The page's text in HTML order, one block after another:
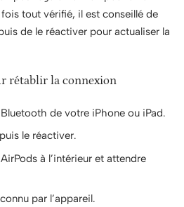
fois tout vérifié, il est conseillé de
de le réactiver pour actualiser la
rétablir la connexion
de votre iPhone ou iPad.
le réactiver.
à l’intérieur et attendre
par l’appareil.